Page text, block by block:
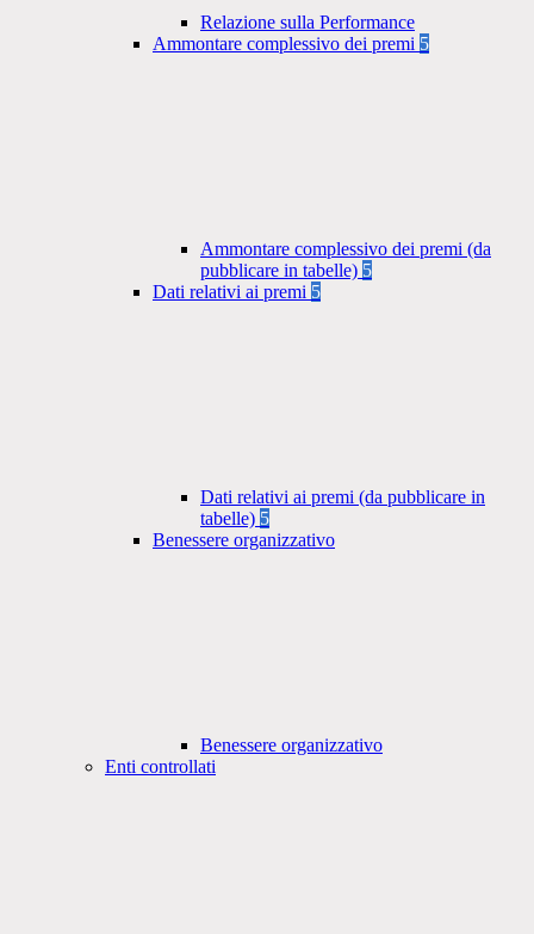
Relazione sulla Performance
Ammontare complessivo dei premi 5
Ammontare complessivo dei premi (da
pubblicare in tabelle) 5
Dati relativi ai premi 5
Dati relativi ai premi (da pubblicare in
tabelle) 5
Benessere organizzativo
Benessere organizzativo
Enti controllati